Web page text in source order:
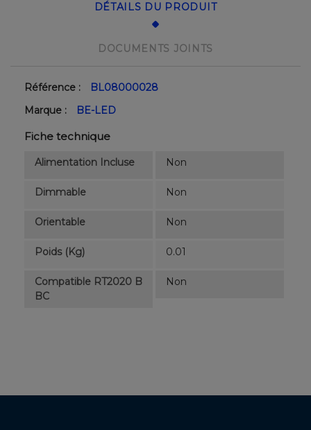
DÉTAILS DU PRODUIT
DOCUMENTS JOINTS
Référence :
BL08000028
Marque :
BE-LED
Fiche technique
Alimentation Incluse Non
Dimmable Non
Orientable Non
Poids (kg) 0.01
Compatible RT2020 B
BC
Non